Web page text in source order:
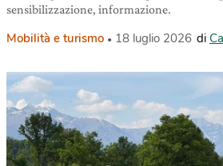
sensibilizzazione, informazione.
Mobilità e turismo 18 luglio 2026 di